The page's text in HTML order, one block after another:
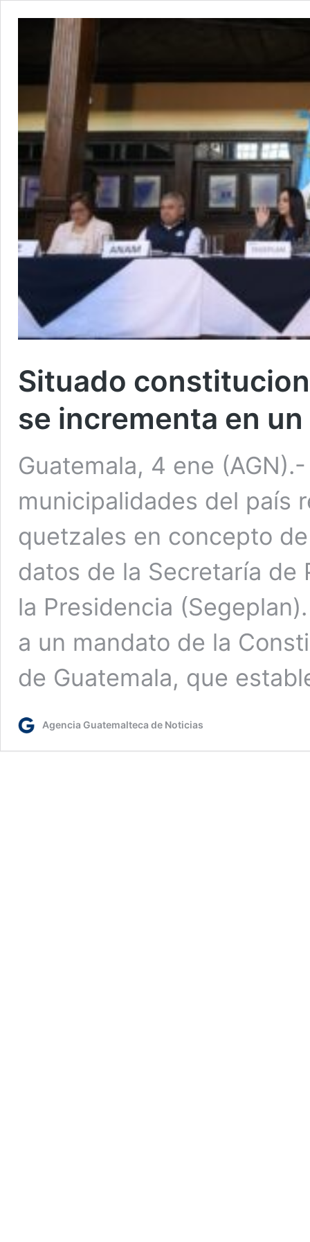
Situado
se incrementa en
Guatemala, 4 ene
municipalidades del país
quetzales en concepto
datos de la Secretaría de
la Presidencia
a un mandato de la
de Guatemala, que
Agencia Guatemalteca de Noticias